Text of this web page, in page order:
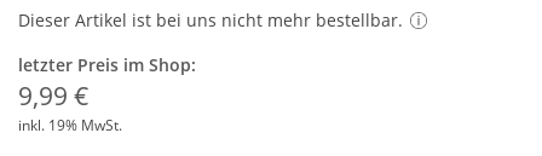
Dieser Artikel ist bei uns nicht mehr bestellbar.
letzter Preis im Shop:
9,99 €
inkl. 19% MwSt.